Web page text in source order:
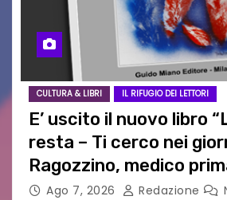
CULTURA & LIBRI IL RIFUGIO DEI LETTORI
E’ uscito il nuovo libro
resta – Ti cerco nei
Ragozzino, medico
Capua
Ago 7, 2026 Redazione